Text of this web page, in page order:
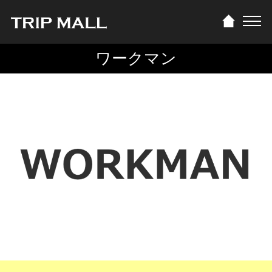
ワークマン